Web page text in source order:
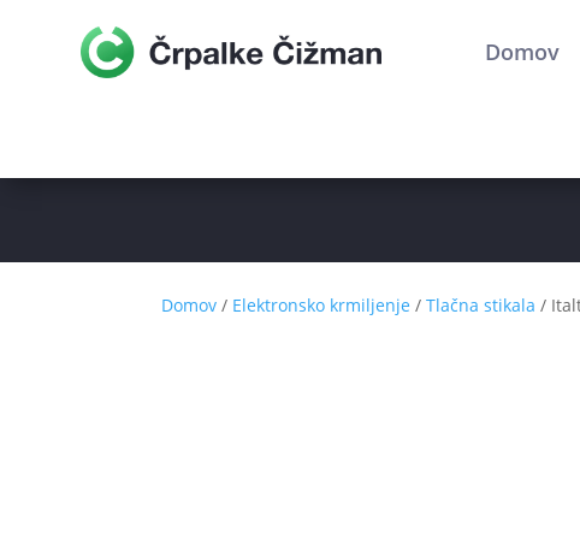
Domov
Domov / Elektronsko krmiljenje /Tlačna stikala /